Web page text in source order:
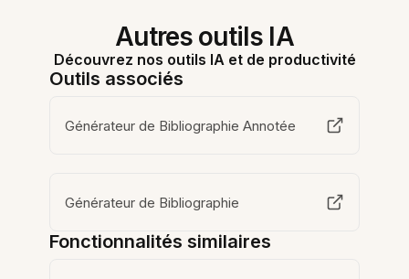
Autres outils IA
Découvrez nos outils IA et de productivité
Outils associés
Générateur de Bibliographie Annotée
Générateur de Bibliographie
Fonctionnalités similaires